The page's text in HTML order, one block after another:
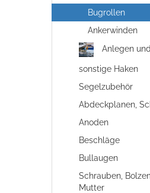
Bugrollen
Ankerwinden
Anlegen
sonstige Haken
Segelzubehör
Abdeckplanen,
Anoden
Beschläge
Bullaugen
Schrauben,
Mutter